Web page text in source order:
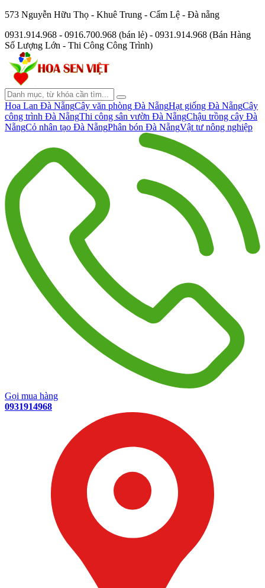
573 Nguyễn Hữu Thọ - Khuê Trung - Cẩm Lệ - Đà nẵng
0931.914.968 - 0916.700.968 (bán lẻ) - 0931.914.968 (Bán Hàng
Số Lượng Lớn - Thi Công Công Trình)
Hoa Lan Đà NẵngCây văn phòng Đà NẵngHạt giống Đà NẵngCây
công trình Đà NẵngThi công sân vườn Đà NẵngChậu trồng cây Đà
NẵngCỏ nhân tạo Đà NẵngPhân bón Đà NẵngVật tư nông nghiệp
Gọi mua hàng
0931914968